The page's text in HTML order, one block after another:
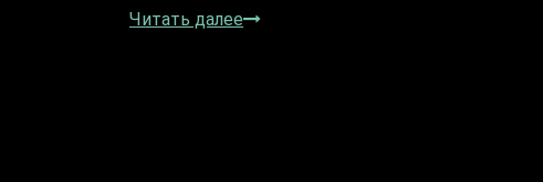
Читать далее